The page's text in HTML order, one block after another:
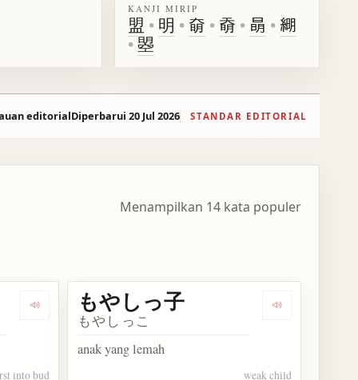
KANJI MIRIP
盟 • 明 • 奛 • 奣 • 𣇵 • 𦁠
•曌
editorialDiperbarui 20 Jul 2026 STANDAR EDITORIAL
Menampilkan 14 kata populer
Dengarkan kosakata 萌える
into bud
Dengarkan
もやしっ子
もやしっこ
anak yang lemah
weak child